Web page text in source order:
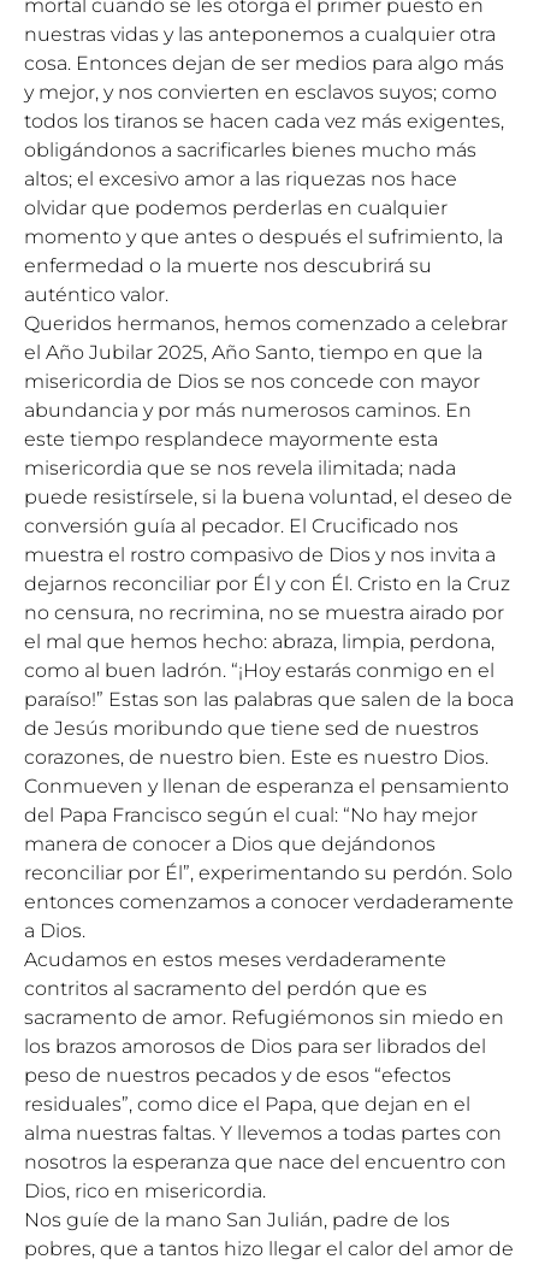
mortal cuando se les otorga el primer puesto en
nuestras vidas y las anteponemos a cualquier otra
cosa. Entonces dejan de ser medios para algo más
y mejor, y nos convierten en esclavos suyos; como
todos los tiranos se hacen cada vez más exigentes,
obligándonos a sacrificarles bienes mucho más
altos; el excesivo amor a las riquezas nos hace
olvidar que podemos perderlas en cualquier
momento y que antes o después el sufrimiento, la
enfermedad o la muerte nos descubrirá su
auténtico valor.
Queridos hermanos, hemos comenzado a celebrar
el Año Jubilar 2025, Año Santo, tiempo en que la
misericordia de Dios se nos concede con mayor
abundancia y por más numerosos caminos. En
este tiempo resplandece mayormente esta
misericordia que se nos revela ilimitada; nada
puede resistírsele, si la buena voluntad, el deseo de
conversión guía al pecador. El Crucificado nos
muestra el rostro compasivo de Dios y nos invita a
dejarnos reconciliar por Él y con Él. Cristo en la Cruz
no censura, no recrimina, no se muestra airado por
el mal que hemos hecho: abraza, limpia, perdona,
como al buen ladrón. “¡Hoy estarás conmigo en el
paraíso!” Estas son las palabras que salen de la boca
de Jesús moribundo que tiene sed de nuestros
corazones, de nuestro bien. Este es nuestro Dios.
Conmueven y llenan de esperanza el pensamiento
del Papa Francisco según el cual: “No hay mejor
manera de conocer a Dios que dejándonos
reconciliar por Él”, experimentando su perdón. Solo
entonces comenzamos a conocer verdaderamente
a Dios.
Acudamos en estos meses verdaderamente
contritos al sacramento del perdón que es
sacramento de amor. Refugiémonos sin miedo en
los brazos amorosos de Dios para ser librados del
peso de nuestros pecados y de esos “efectos
residuales”, como dice el Papa, que dejan en el
alma nuestras faltas. Y llevemos a todas partes con
nosotros la esperanza que nace del encuentro con
Dios, rico en misericordia.
Nos guíe de la mano San Julián, padre de los
pobres, que a tantos hizo llegar el calor del amor de